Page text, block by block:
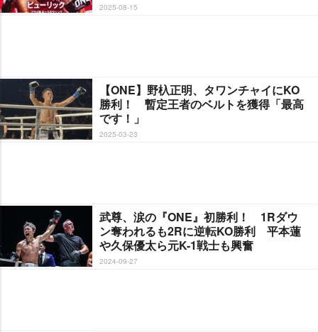
2025-08-15
【ONE】野杁正明、タワンチャイにKO
勝利！ 暫定王者のベルトを獲得「最高
です！」
2025-03-23
武尊、涙の『ONE』初勝利！ 1Rダウ
ン奪われるも2Rに逆転KO勝利 平本蓮
久保優太ら元K-1戦士も興奮
2024-09-27